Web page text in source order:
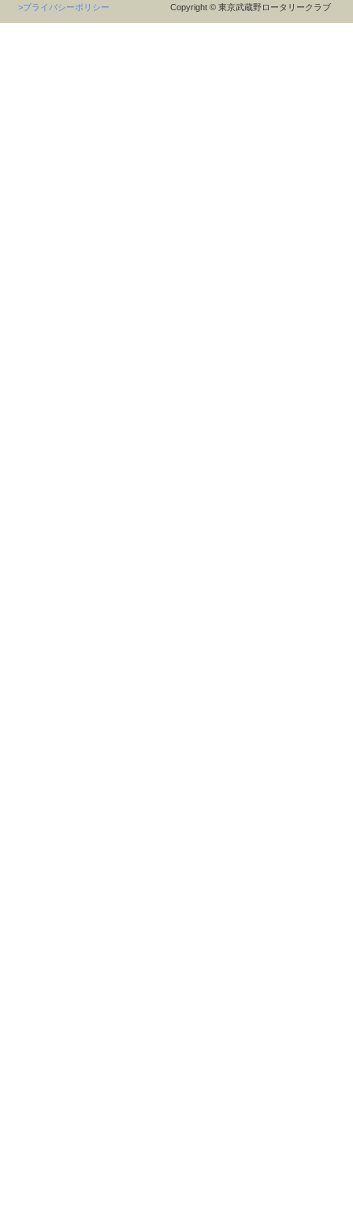
>プライバシーポリシー Copyright © 東京武蔵野ロータリークラブ